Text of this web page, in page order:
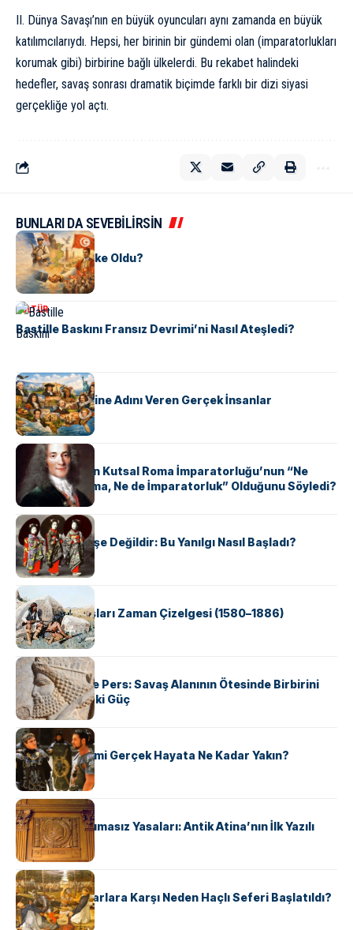
II. Dünya Savaşı’nın en büyük oyuncuları aynı zamanda en büyük
katılımcılarıydı. Hepsi, her birinin bir gündemi olan (imparatorlukları
korumak gibi) birbirine bağlı ülkelerdi. Bu rekabet halindeki
hedefler, savaş sonrası dramatik biçimde farklı bir dizi siyasi
gerçekliğe yol açtı.
BUNLARI DA SEVEBİLİRSİN
KÜLTÜR
Tunus Nasıl Ülke Oldu?
KÜLTÜR
Bastille Baskını Fransız Devrimi’ni Nasıl Ateşledi?
KÜLTÜR
ABD Eyaletlerine Adını Veren Gerçek İnsanlar
KÜLTÜR
Voltaire Neden Kutsal Roma İmparatorluğu’nun “Ne
Kutsal, Ne Roma, Ne de İmparatorluk” Olduğunu Söyledi?
KÜLTÜR
Geyşalar Fahişe Değildir: Bu Yanılgı Nasıl Başladı?
KÜLTÜR
Apache Savaşları Zaman Çizelgesi (1580–1886)
KÜLTÜR
Antik Yunan ve Pers: Savaş Alanının Ötesinde Birbirini
Şekillendiren İki Güç
KÜLTÜR
‘Gladiator’ Filmi Gerçek Hayata Ne Kadar Yakın?
KÜLTÜR
Draco’nun Acımasız Yasaları: Antik Atina’nın İlk Yazılı
Hukuk Kodu
KÜLTÜR
Avrupalı ​​Katharlara Karşı Neden Haçlı Seferi Başlatıldı?